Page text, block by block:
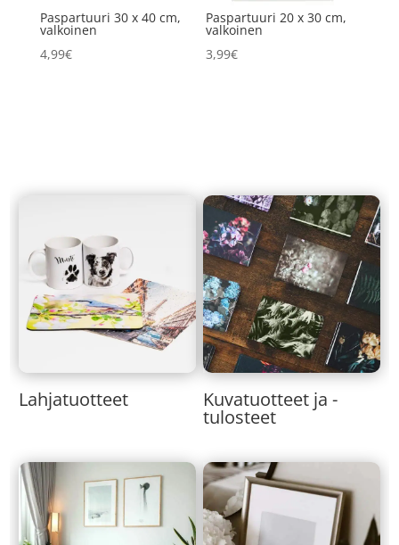
Paspartuuri 30 x 40 cm,
valkoinen
4,99€
Paspartuuri 20 x 30 cm,
valkoinen
3,99€
Lahjatuotteet Kuvatuotteet ja -
tulosteet